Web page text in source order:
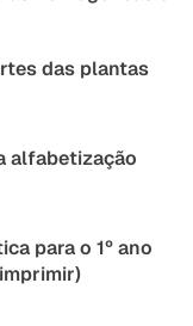
das plantas
alfabetização
para o 1º ano